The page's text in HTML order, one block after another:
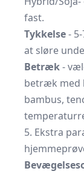
fast.
Tykkelse-
at sløre
Betræk-
betræk med
bambus,
5. Ekstra